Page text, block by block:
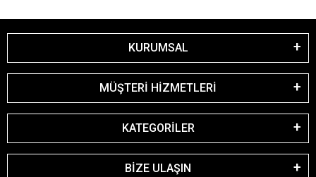
KURUMSAL
MÜŞTERİ HİZMETLERİ
KATEGORİLER
BİZE ULAŞIN